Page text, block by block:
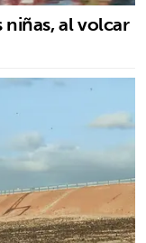
niñas, al volcar